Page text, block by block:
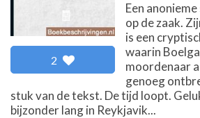
2
Een
op de zaak.
is een
waarin
moordenaar
genoeg
stuk van de tekst. De tijd loopt.
bijzonder lang in Reykjavik...